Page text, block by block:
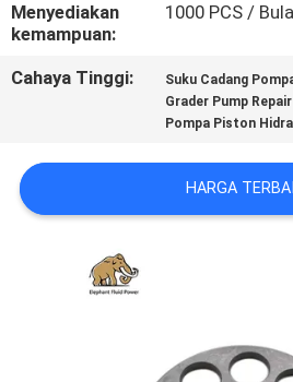
BERITA
SITEMAP
PRIVACY
POLICY
Menyediakan
kemampuan:
1000 PCS /
Cahaya Tinggi: Suku Cadang
Grader Pump
Pompa Piston
HARGA